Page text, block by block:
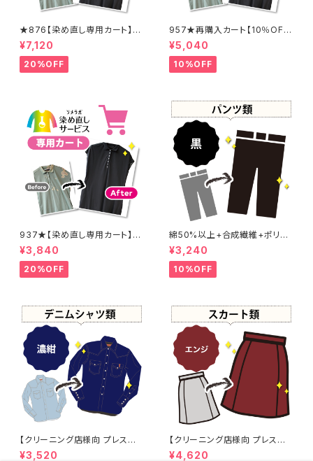
★876【染め直し専用カート】8
900円
¥7,120
20%OFF
957★再購入カート【10％OF
F】
¥5,040
10%OFF
937★【染め直し専用カート】4
800円
¥3,840
20%OFF
綿50%以上+合成繊維+ポリウ
レタン 黒染め パンツ 【元色：
黒】 -染め直し[漆黒 - Black]4
01-0076
¥3,240
10%OFF
【クリーニング店様向 プレス加
工なし】綿100% 濃紺染め シャ
¥3,520
【クリーニング店様向 プレス加
工なし】綿100% エンジ染め ス
¥4,620